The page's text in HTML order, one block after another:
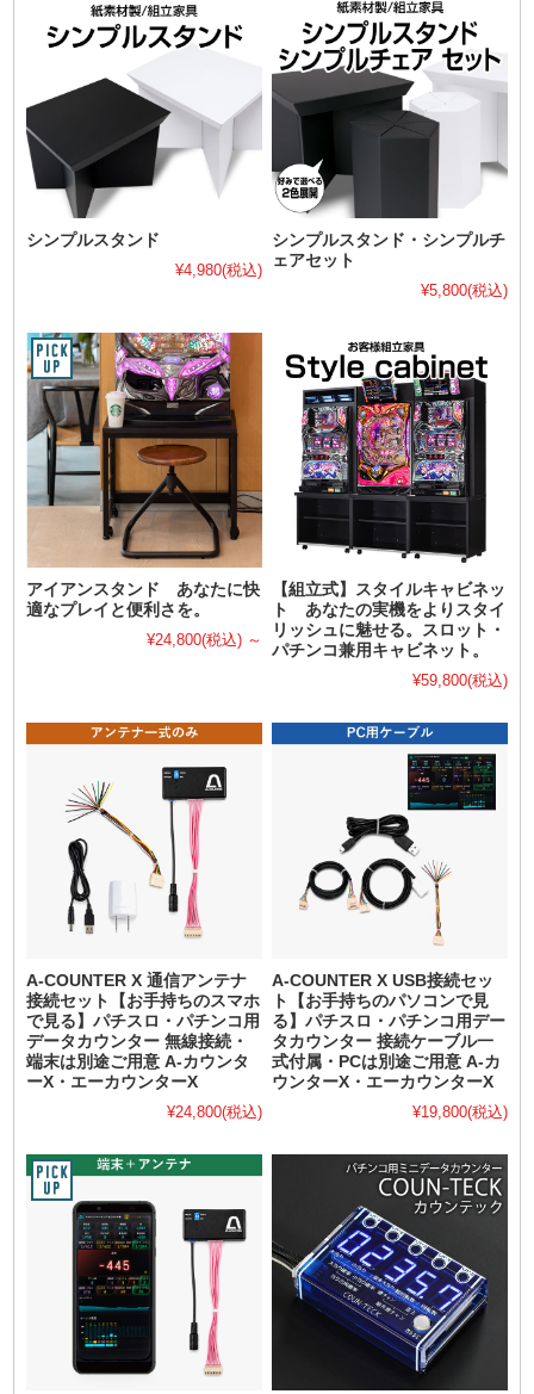
シンプルスタンド
¥4,980(税込)
シンプルスタンド・シンプルチ
ェアセット
¥5,800(税込)
アイアンスタンド あなたに快
適なプレイと便利さを。
¥24,800(税込) ～
【組立式】スタイルキャビネッ
ト あなたの実機をよりスタイ
リッシュに魅せる。スロット・
パチンコ兼用キャビネット。
¥59,800(税込)
A-COUNTER X 通信アンテナ
接続セット【お手持ちのスマホ
で見る】パチスロ・パチンコ用
データカウンター 無線接続・
端末は別途ご用意 A-カウンタ
ーX・エーカウンターX
¥24,800(税込)
A-COUNTER X USB接続セッ
ト【お手持ちのパソコンで見
る】パチスロ・パチンコ用デー
タカウンター 接続ケーブル一
式付属・PCは別途ご用意 A-カ
ウンターX・エーカウンターX
¥19,800(税込)